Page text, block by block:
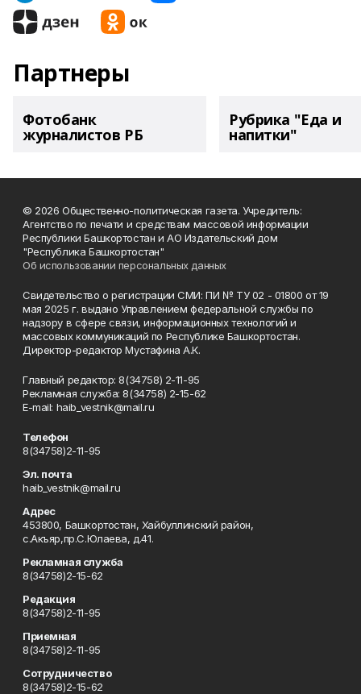
Партнеры
Фотобанк
журналистов РБ
Рубрика "Еда и
напитки"
© 2026 Общественно-политическая газета. Учредитель:
Агентство по печати и средствам массовой информации
Республики Башкортостан и АО Издательский дом
"Республика Башкортостан"
Об использовании персональных данных
Свидетельство о регистрации СМИ: ПИ № ТУ 02 - 01800 от 19
мая 2025 г. выдано Управлением федеральной службы по
надзору в сфере связи, информационных технологий и
массовых коммуникаций по Республике Башкортостан.
Директор-редактор Мустафина А.К.
Главный редактор: 8(34758) 2-11-95
Рекламная служба: 8(34758) 2-15-62
Е-mаil: haib_vestnik@mail.ru
Телефон
8(34758)2-11-95
Эл. почта
haib_vestnik@mail.ru
Адрес
453800, Башкортостан, Хайбуллинский район,
с.Акъяр,пр.С.Юлаева, д.41.
Рекламная служба
8(34758)2-15-62
Редакция
8(34758)2-11-95
Приемная
8(34758)2-11-95
Сотрудничество
8(34758)2-15-62